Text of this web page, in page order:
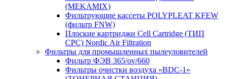
(MEKAMIX)
Фильтрующие кассеты POLYPLEAT KFEW
(фильтр FNW)
Плоские картриджи Cell Cartridge (ТИП
СРС) Nordic Air Filtration
Фильтры для промышленных пылеуловителей
Фильтр ФЭВ 365/ov/660
Фильтры очистки воздуха «BDC-1»